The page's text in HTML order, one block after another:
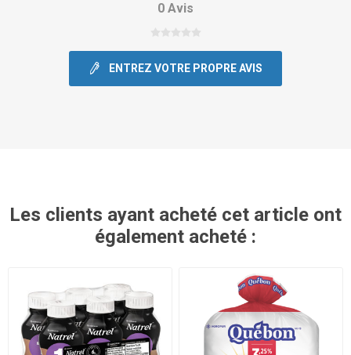
0 Avis
ENTREZ VOTRE PROPRE AVIS
Les clients ayant acheté cet article ont
également acheté :